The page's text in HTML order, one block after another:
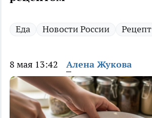
Еда Новости России Рецепт
8 мая 13:42 Алена Жукова